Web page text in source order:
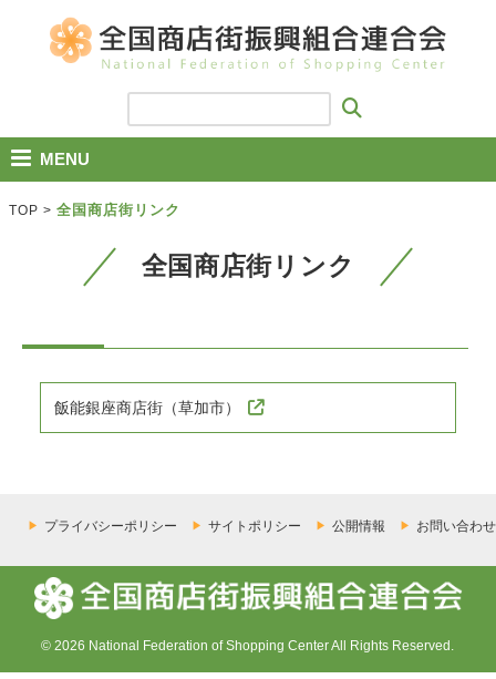
MENU
TOP > 全国商店街リンク
全国商店街リンク
飯能銀座商店街（草加市）
プライバシーポリシー サイトポリシー 公開情報 お問い合わせ
© 2026 National Federation of Shopping Center All Rights Reserved.